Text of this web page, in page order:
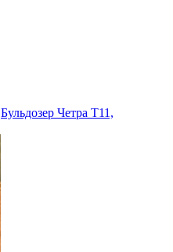
Бульдозер Четра Т11,